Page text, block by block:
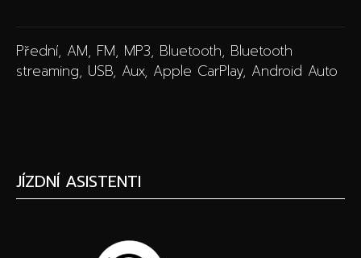
Přední, AM, FM, MP3, Bluetooth, Bluetooth
streaming, USB, Aux, Apple CarPlay, Android Auto
JÍZDNÍ ASISTENTI